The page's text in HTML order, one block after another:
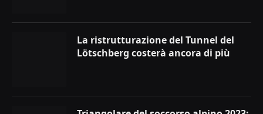
La ristrutturazione del Tunnel del
Lötschberg costerà ancora di più